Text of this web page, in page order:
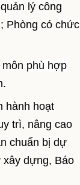
lý công
Phòng có chức
phù hợp
hành hoạt
trì, nâng cao
chuẩn bị dự
dựng, Báo